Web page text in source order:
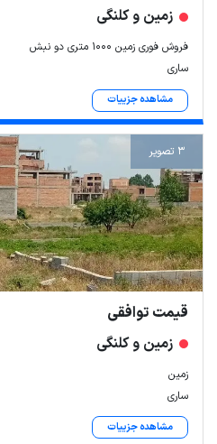
زمین و کلنگی
فروش فوری زمین ۱۰۰۰ متری دو نبش
ساری
مشاهده جزییات
3 تصویر
قیمت توافقی
زمین و کلنگی
زمین
ساری
مشاهده جزییات